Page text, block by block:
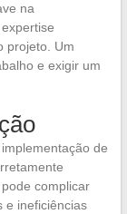
na
projeto. Um
e exigir um
de
complicar
e ineficiências